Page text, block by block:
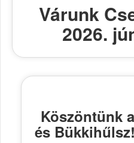
Várunk
2026.
Köszöntünk
és